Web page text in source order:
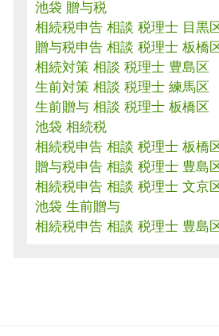
池袋 贈与税
相続税申告 相談 税理士 目黒
贈与税申告 相談 税理士 板橋
相続対策 相談 税理士 豊島区
生前対策 相談 税理士 練馬区
生前贈与 相談 税理士 板橋区
池袋 相続税
相続税申告 相談 税理士 板橋
贈与税申告 相談 税理士 豊島
相続税申告 相談 税理士 文京
池袋 生前贈与
相続税申告 相談 税理士 豊島